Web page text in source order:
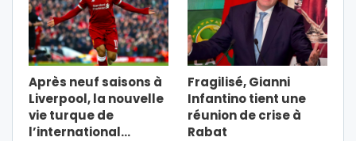
Après neuf saisons à
Liverpool, la nouvelle
vie turque de
l’international…
Fragilisé, Gianni
Infantino tient une
réunion de crise à
Rabat